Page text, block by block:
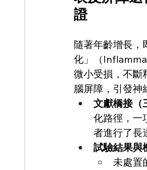
證
隨著年齡增長，
化」（
微小受損，不斷
腦屏障，引發神
文獻橋接（
化路徑，一
者進行了長
試驗結果與
未處置